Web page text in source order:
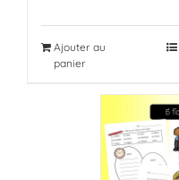
Ajouter au
panier